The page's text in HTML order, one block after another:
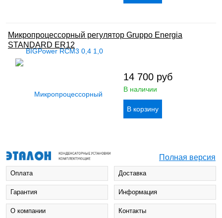
Микропроцессорный регулятор Gruppo Energia
STANDARD ER12
14 700 руб
В наличии
Полная версия
Оплата Доставка
Гарантия Информация
О компании Контакты